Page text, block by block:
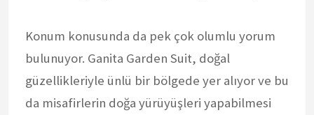
Konum konusunda da pek çok olumlu yorum
bulunuyor. Ganita Garden Suit, doğal
güzellikleriyle ünlü bir bölgede yer alıyor ve bu
da misafirlerin doğa yürüyüşleri yapabilmesi